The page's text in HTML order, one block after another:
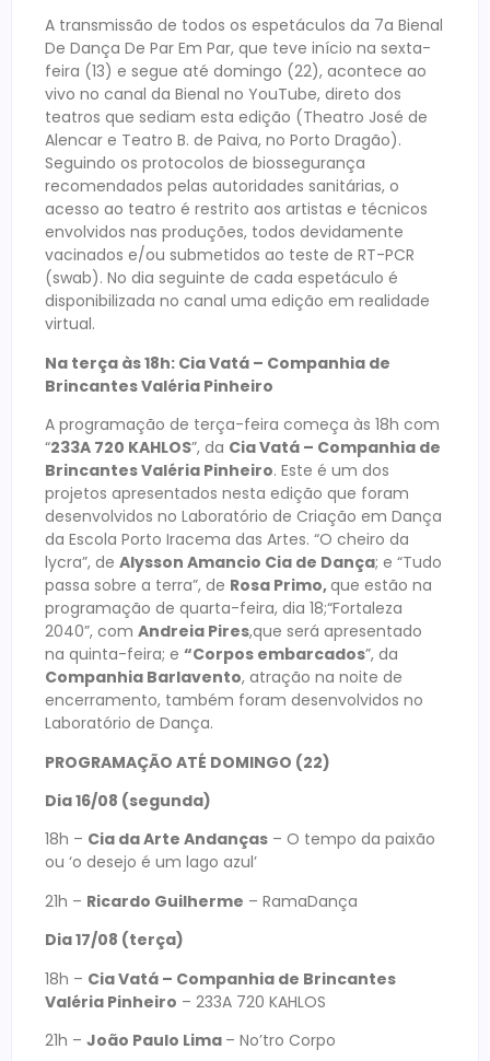
A transmissão de todos os espetáculos da 7a Bienal
De Dança De Par Em Par, que teve início na sexta-
feira (13) e segue até domingo (22), acontece ao
vivo no canal da Bienal no YouTube, direto dos
teatros que sediam esta edição (Theatro José de
Alencar e Teatro B. de Paiva, no Porto Dragão).
Seguindo os protocolos de biossegurança
recomendados pelas autoridades sanitárias, o
acesso ao teatro é restrito aos artistas e técnicos
envolvidos nas produções, todos devidamente
vacinados e/ou submetidos ao teste de RT-PCR
(swab). No dia seguinte de cada espetáculo é
disponibilizada no canal uma edição em realidade
virtual.
Na terça às 18h: Cia Vatá – Companhia de
Brincantes Valéria Pinheiro
A programação de terça-feira começa às 18h com
“233A 720 KAHLOS”, da Cia Vatá – Companhia de
Brincantes Valéria Pinheiro. Este é um dos
projetos apresentados nesta edição que foram
desenvolvidos no Laboratório de Criação em Dança
da Escola Porto Iracema das Artes. “O cheiro da
lycra”, de Alysson Amancio Cia de Dança; e “Tudo
passa sobre a terra”, de Rosa Primo,que estão na
programação de quarta-feira, dia 18;“Fortaleza
2040”, com Andreia Pires,que será apresentado
na quinta-feira; e “Corpos embarcados”, da
Companhia Barlavento, atração na noite de
encerramento, também foram desenvolvidos no
Laboratório de Dança.
PROGRAMAÇÃO ATÉ DOMINGO (22)
Dia 16/08 (segunda)
18h – Cia da Arte Andanças – O tempo da paixão
ou ‘o desejo é um lago azul’
21h – Ricardo Guilherme – RamaDança
Dia 17/08 (terça)
18h – Cia Vatá – Companhia de Brincantes
Valéria Pinheiro – 233A 720 KAHLOS
21h – João Paulo Lima – No’tro Corpo